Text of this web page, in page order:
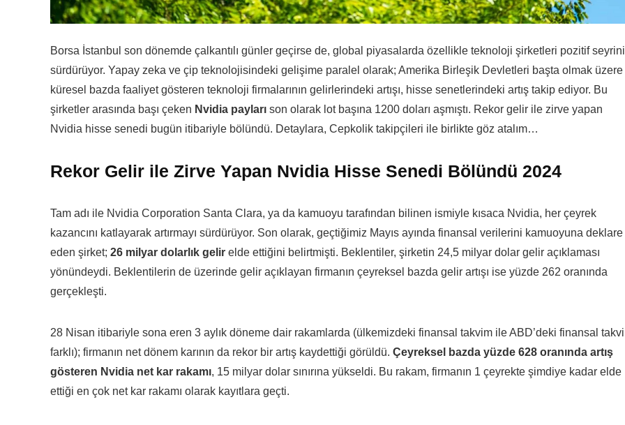
Borsa İstanbul son dönemde çalkantılı günler geçirse de, global piyasalarda özellikle teknoloji şirketleri pozitif seyrini
sürdürüyor. Yapay zeka ve çip teknolojisindeki gelişime paralel olarak; Amerika Birleşik Devletleri başta olmak üzere
küresel bazda faaliyet gösteren teknoloji firmalarının gelirlerindeki artışı, hisse senetlerindeki artış takip ediyor. Bu
şirketler arasında başı çeken Nvidia payları son olarak lot başına 1200 doları aşmıştı. Rekor gelir ile zirve yapan
Nvidia hisse senedi bugün itibariyle bölündü. Detaylara, Cepkolik takipçileri ile birlikte göz atalım…
Rekor Gelir ile Zirve Yapan Nvidia Hisse Senedi Bölündü 2024
Tam adı ile Nvidia Corporation Santa Clara, ya da kamuoyu tarafından bilinen ismiyle kısaca Nvidia, her çeyrek
kazancını katlayarak artırmayı sürdürüyor. Son olarak, geçtiğimiz Mayıs ayında finansal verilerini kamuoyuna deklare
eden şirket; 26 milyar dolarlık gelir elde ettiğini belirtmişti. Beklentiler, şirketin 24,5 milyar dolar gelir açıklaması
yönündeydi. Beklentilerin de üzerinde gelir açıklayan firmanın çeyreksel bazda gelir artışı ise yüzde 262 oranında
gerçekleşti.
28 Nisan itibariyle sona eren 3 aylık döneme dair rakamlarda (ülkemizdeki finansal takvim ile ABD’deki finansal
farklı); firmanın net dönem karının da rekor bir artış kaydettiği görüldü. Çeyreksel bazda yüzde 628 oranında artış
gösteren Nvidia net kar rakamı, 15 milyar dolar sınırına yükseldi. Bu rakam, firmanın 1 çeyrekte şimdiye kadar elde
ettiği en çok net kar rakamı olarak kayıtlara geçti.